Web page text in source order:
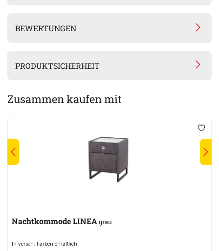
BEWERTUNGEN
PRODUKTSICHERHEIT
Zusammen kaufen mit
Nachtkommode LINEAgrau
In versch. Farben erhältlich